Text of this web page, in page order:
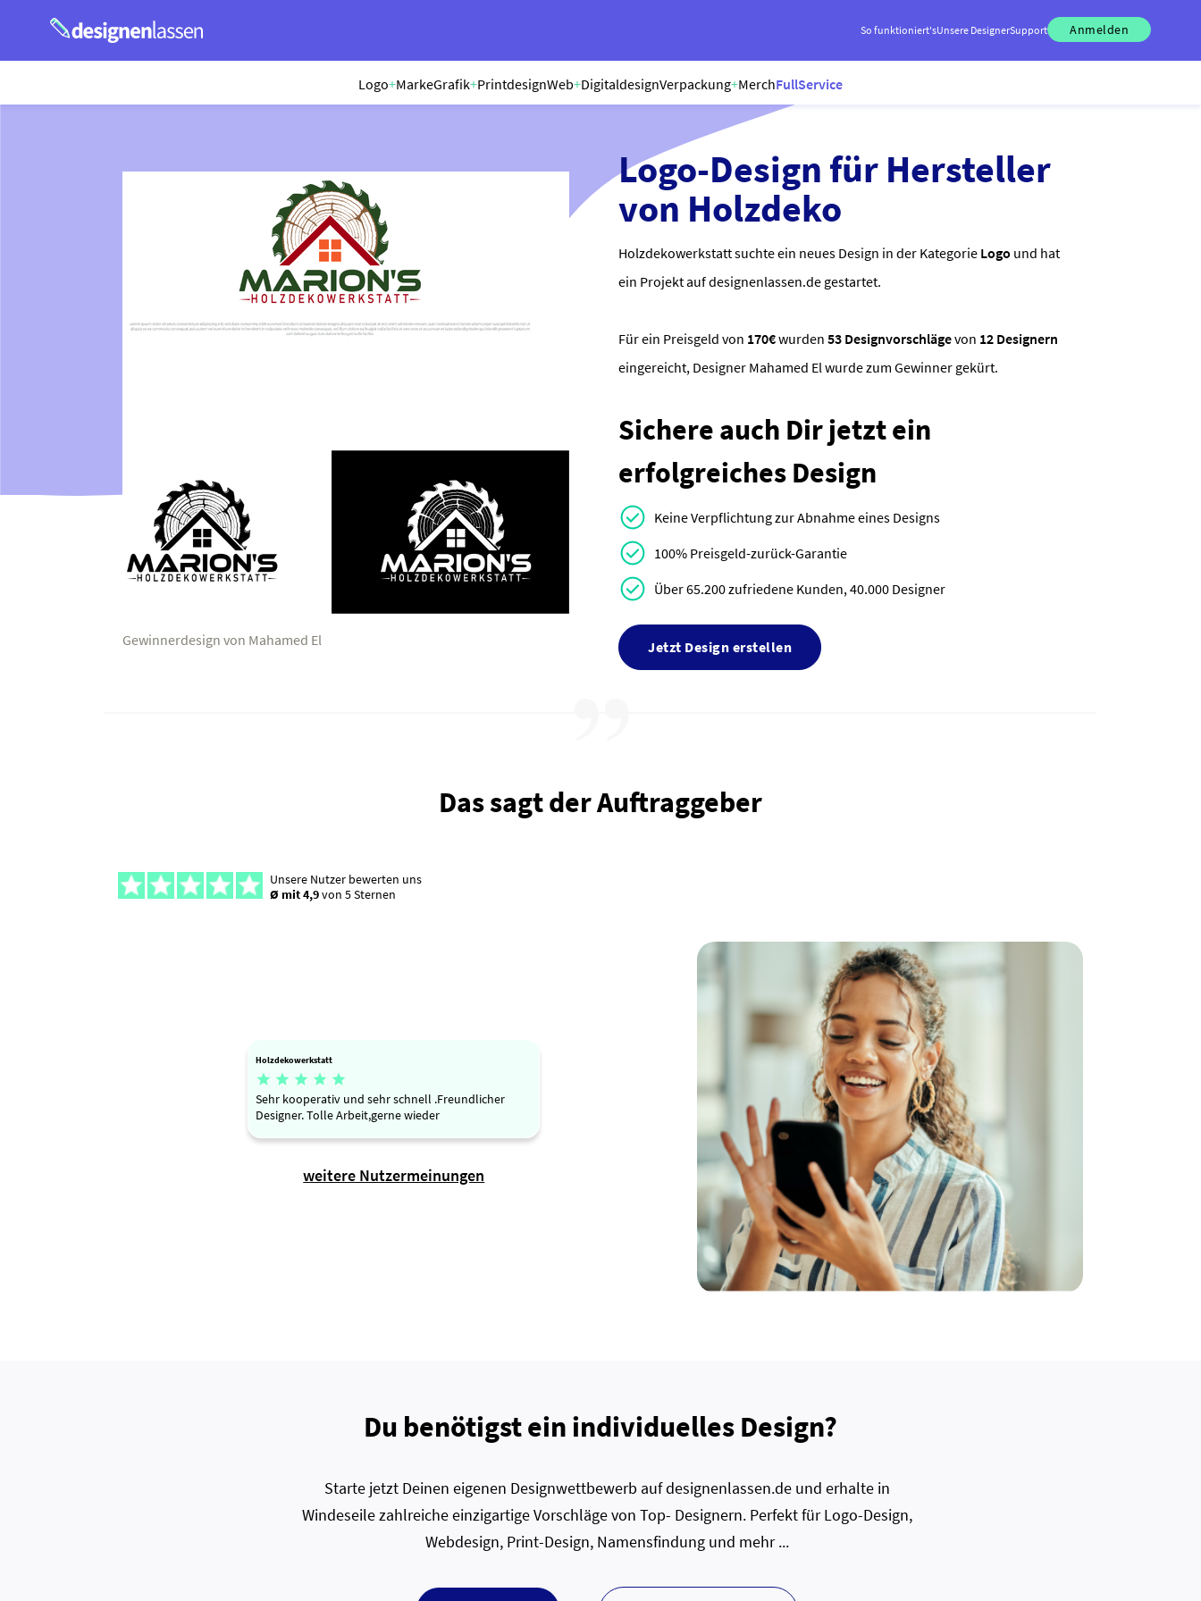
So funktioniert'sUnsere DesignerSupport Anmelden
Logo+MarkeGrafik+PrintdesignWeb+DigitaldesignVerpackung+MerchFullService
Gewinnerdesign von Mahamed El
Logo-Design für Hersteller
von Holzdeko
Holzdekowerkstatt suchte ein neues Design in der Kategorie Logo und hat
ein Projekt auf designenlassen.de gestartet.
Für ein Preisgeld von 170€wurden 53 Designvorschlägevon 12 Designern
eingereicht, Designer Mahamed El wurde zum Gewinner gekürt.
Sichere auch Dir jetzt ein
erfolgreiches Design
Keine Verpflichtung zur Abnahme eines Designs
100% Preisgeld-zurück-Garantie
Über 65.200 zufriedene Kunden, 40.000 Designer
Jetzt Design erstellen
Das sagt der Auftraggeber
Unsere Nutzer bewerten uns
Ø mit 4,9von 5 Sternen
Holzdekowerkstatt
    
Sehr kooperativ und sehr schnell .Freundlicher
Designer. Tolle Arbeit,gerne wieder
weitere Nutzermeinungen
Du benötigst ein individuelles Design?
Starte jetzt Deinen eigenen Designwettbewerb auf designenlassen.de und erhalte in
Windeseile zahlreiche einzigartige Vorschläge von Top- Designern. Perfekt für Logo-Design,
Webdesign, Print-Design, Namensfindung und mehr ...